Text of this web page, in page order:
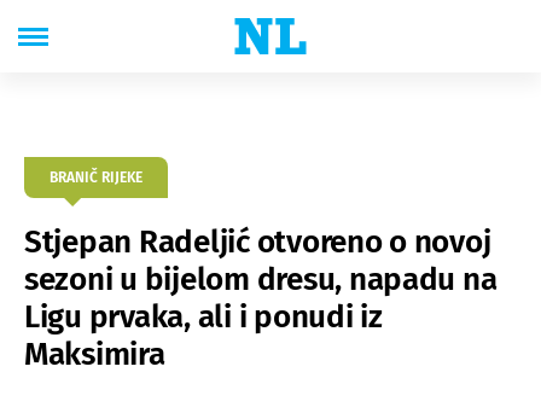
BRANIČ RIJEKE
Stjepan Radeljić otvoreno o novoj
sezoni u bijelom dresu, napadu na
Ligu prvaka, ali i ponudi iz
Maksimira